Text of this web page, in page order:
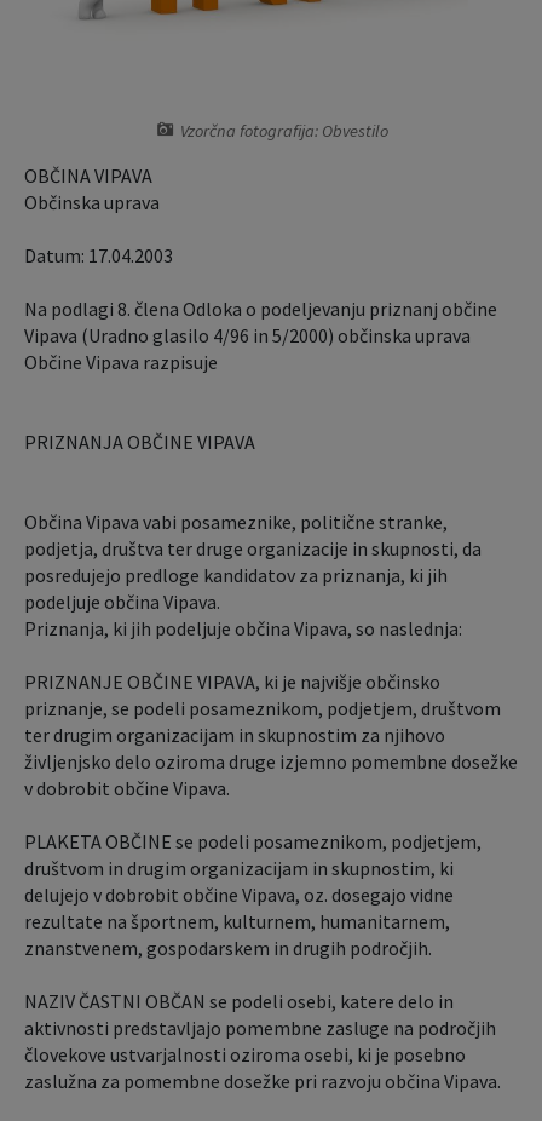
Vzorčna fotografija: Obvestilo
OBČINA VIPAVA
Občinska uprava
Datum: 17.04.2003
Na podlagi 8. člena Odloka o podeljevanju priznanj občine
Vipava (Uradno glasilo 4/96 in 5/2000) občinska uprava
Občine Vipava razpisuje
PRIZNANJA OBČINE VIPAVA
Občina Vipava vabi posameznike, politične stranke,
podjetja, društva ter druge organizacije in skupnosti, da
posredujejo predloge kandidatov za priznanja, ki jih
podeljuje občina Vipava.
Priznanja, ki jih podeljuje občina Vipava, so naslednja:
PRIZNANJE OBČINE VIPAVA, ki je najvišje občinsko
priznanje, se podeli posameznikom, podjetjem, društvom
ter drugim organizacijam in skupnostim za njihovo
življenjsko delo oziroma druge izjemno pomembne dosežke
v dobrobit občine Vipava.
PLAKETA OBČINE se podeli posameznikom, podjetjem,
društvom in drugim organizacijam in skupnostim, ki
delujejo v dobrobit občine Vipava, oz. dosegajo vidne
rezultate na športnem, kulturnem, humanitarnem,
znanstvenem, gospodarskem in drugih področjih.
NAZIV ČASTNI OBČAN se podeli osebi, katere delo in
aktivnosti predstavljajo pomembne zasluge na področjih
človekove ustvarjalnosti oziroma osebi, ki je posebno
zaslužna za pomembne dosežke pri razvoju občina Vipava.
Varstvo osebnih podatkov
Strateški dokumenti
Lokalne volitve